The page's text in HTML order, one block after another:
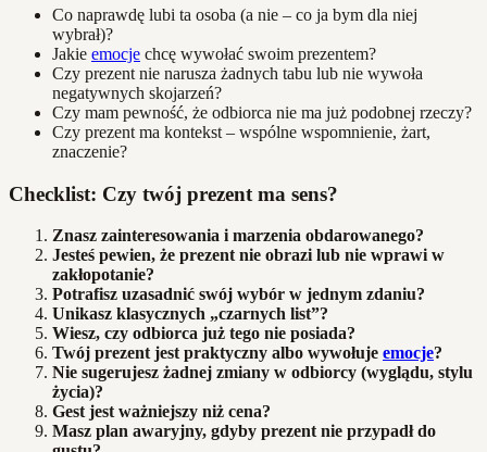
Co naprawdę lubi ta osoba (a nie – co ja bym dla niej
wybrał)?
Jakie emocje chcę wywołać swoim prezentem?
Czy prezent nie narusza żadnych tabu lub nie wywoła
negatywnych skojarzeń?
Czy mam pewność, że odbiorca nie ma już podobnej rzeczy?
Czy prezent ma kontekst – wspólne wspomnienie, żart,
znaczenie?
Checklist: Czy twój prezent ma sens?
Znasz zainteresowania i marzenia obdarowanego?
Jesteś pewien, że prezent nie obrazi lub nie wprawi w
zakłopotanie?
Potrafisz uzasadnić swój wybór w jednym zdaniu?
Unikasz klasycznych „czarnych list”?
Wiesz, czy odbiorca już tego nie posiada?
Twój prezent jest praktyczny albo wywołuje emocje?
Nie sugerujesz żadnej zmiany w odbiorcy (wyglądu, stylu
życia)?
Gest jest ważniejszy niż cena?
Masz plan awaryjny, gdyby prezent nie przypadł do